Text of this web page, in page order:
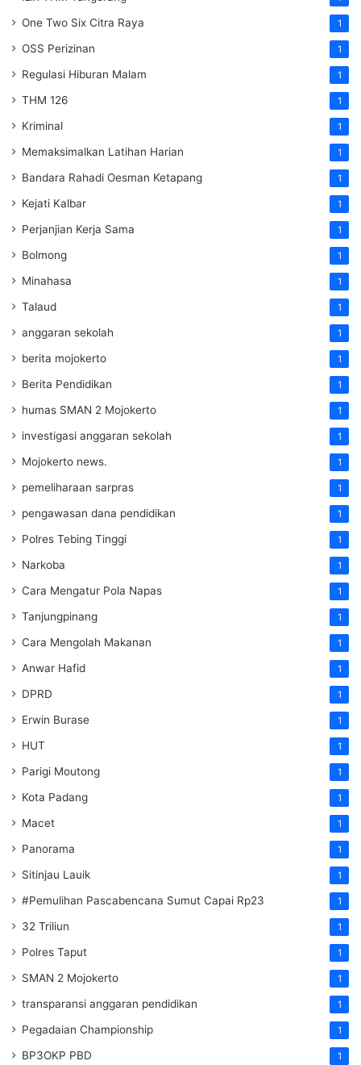
One Two Six Citra Raya 1
OSS Perizinan 1
Regulasi Hiburan Malam 1
THM 126 1
Kriminal 1
Memaksimalkan Latihan Harian 1
Bandara Rahadi Oesman Ketapang 1
Kejati Kalbar 1
Perjanjian Kerja Sama 1
Bolmong 1
Minahasa 1
Talaud 1
anggaran sekolah 1
berita mojokerto 1
Berita Pendidikan 1
humas SMAN 2 Mojokerto 1
investigasi anggaran sekolah 1
Mojokerto news. 1
pemeliharaan sarpras 1
pengawasan dana pendidikan 1
Polres Tebing Tinggi 1
Narkoba 1
Cara Mengatur Pola Napas 1
Tanjungpinang 1
Cara Mengolah Makanan 1
Anwar Hafid 1
DPRD 1
Erwin Burase 1
HUT 1
Parigi Moutong 1
Kota Padang 1
Macet 1
Panorama 1
Sitinjau Lauik 1
#Pemulihan Pascabencana Sumut Capai Rp23 1
32 Triliun 1
Polres Taput 1
SMAN 2 Mojokerto 1
transparansi anggaran pendidikan 1
Pegadaian Championship 1
BP3OKP PBD 1